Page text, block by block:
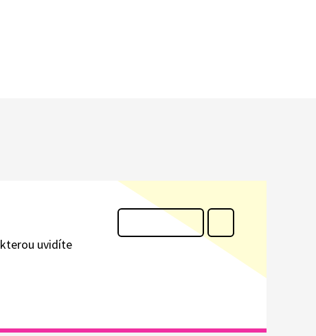
uvidíte